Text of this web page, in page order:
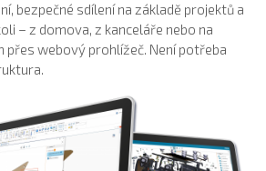
bezpečné sdílení na základě projektů a
– z domova, z kanceláře nebo na
přes webový prohlížeč. Není potřeba